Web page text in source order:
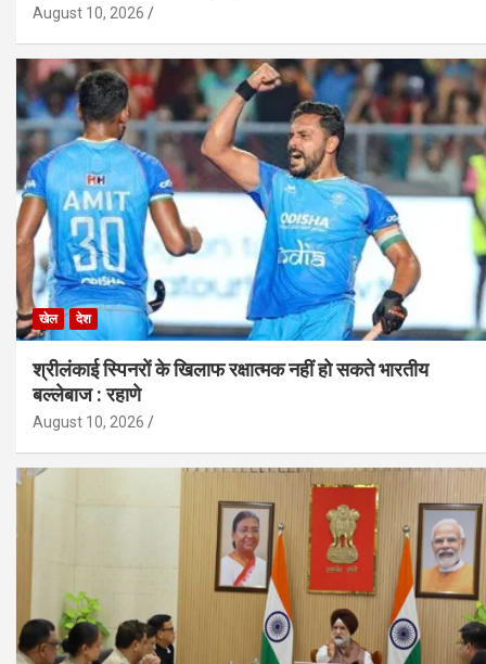
August 10, 2026
खेल देश
श्रीलंकाई स्पिनरों के खिलाफ रक्षात्मक नहीं हो सकते भारतीय
बल्लेबाज : रहाणे
August 10, 2026